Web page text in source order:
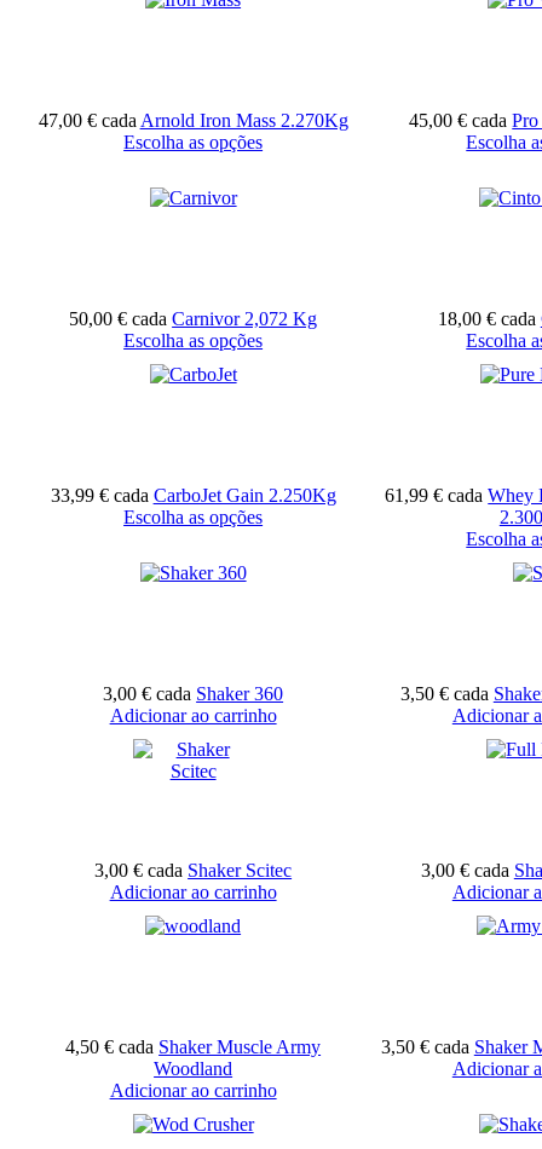
47,00 € cada Arnold Iron Mass 2.270Kg
Escolha as opções
45,00 € cada
Escolha
50,00 € cada Carnivor 2,072 Kg
Escolha as opções
18,00 € cada
Escolha
33,99 € cada CarboJet Gain 2.250Kg
Escolha as opções
61,99 € cada Whey
Escolha
3,00 € cada Shaker 360
Adicionar ao carrinho
3,50 € cada
Adicionar
3,00 € cada Shaker Scitec
Adicionar ao carrinho
3,00 € cada
Adicionar
4,50 € cada Shaker Muscle Army
Woodland
Adicionar ao carrinho
3,50 € cada Shaker
Adicionar